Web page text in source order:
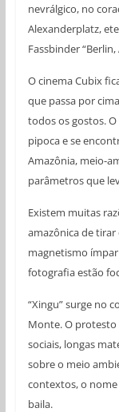
nevrálgico, no
Alexanderplatz,
Fassbinder
O cinema Cubix
que passa por
todos os gostos.
pipoca e se
Amazônia, meio-
parâmetros que
Existem muitas
amazônica de
magnetismo
fotografia estão
“Xingu” surge no
Monte. O protesto
sociais, longas
sobre o meio
contextos, o
baila.